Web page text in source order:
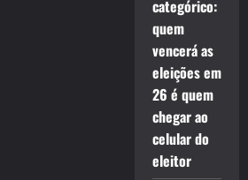
categórico:
quem
vencerá as
eleições em
26 é quem
chegar ao
celular do
eleitor